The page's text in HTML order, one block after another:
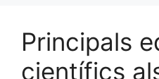
Principals
científics